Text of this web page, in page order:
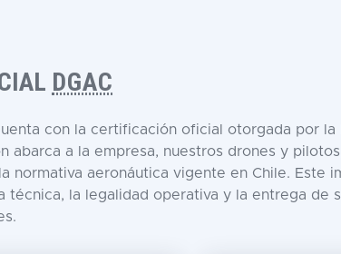
DGAC
con la certificación oficial otorgada por
abarca a la empresa, nuestros drones y
normativa aeronáutica vigente en Chile. Este
técnica, la legalidad operativa y la entrega de